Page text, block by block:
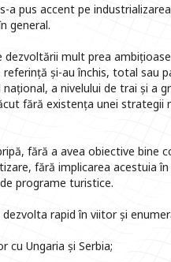
a pus accent pe
general.
mult prea
și-au închis, total sau
a nivelului de trai și a
fără existența unei strategii
fără a avea obiective bine
fără implicarea acestuia
programe turistice.
rapid în viitor și
cu Ungaria și Serbia;